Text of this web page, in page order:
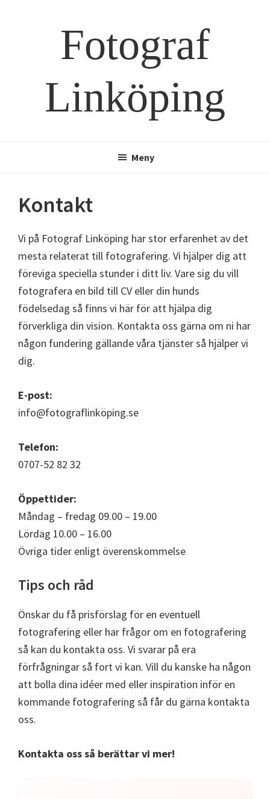
Fotograf
Linköping
Meny
Kontakt
Vi på Fotograf Linköping har stor erfarenhet av det
mesta relaterat till fotografering. Vi hjälper dig att
föreviga speciella stunder i ditt liv. Vare sig du vill
fotografera en bild till CV eller din hunds
födelsedag så finns vi här för att hjälpa dig
förverkliga din vision. Kontakta oss gärna om ni har
någon fundering gällande våra tjänster så hjälper vi
dig.
E-post:
info@fotograflinköping.se
Telefon:
0707-52 82 32
Öppettider:
Måndag – fredag 09.00 – 19.00
Lördag 10.00 – 16.00
Övriga tider enligt överenskommelse
Tips och råd
Önskar du få prisförslag för en eventuell
fotografering eller har frågor om en fotografering
så kan du kontakta oss. Vi svarar på era
förfrågningar så fort vi kan. Vill du kanske ha någon
att bolla dina idéer med eller inspiration inför en
kommande fotografering så får du gärna kontakta
oss.
Kontakta oss så berättar vi mer!